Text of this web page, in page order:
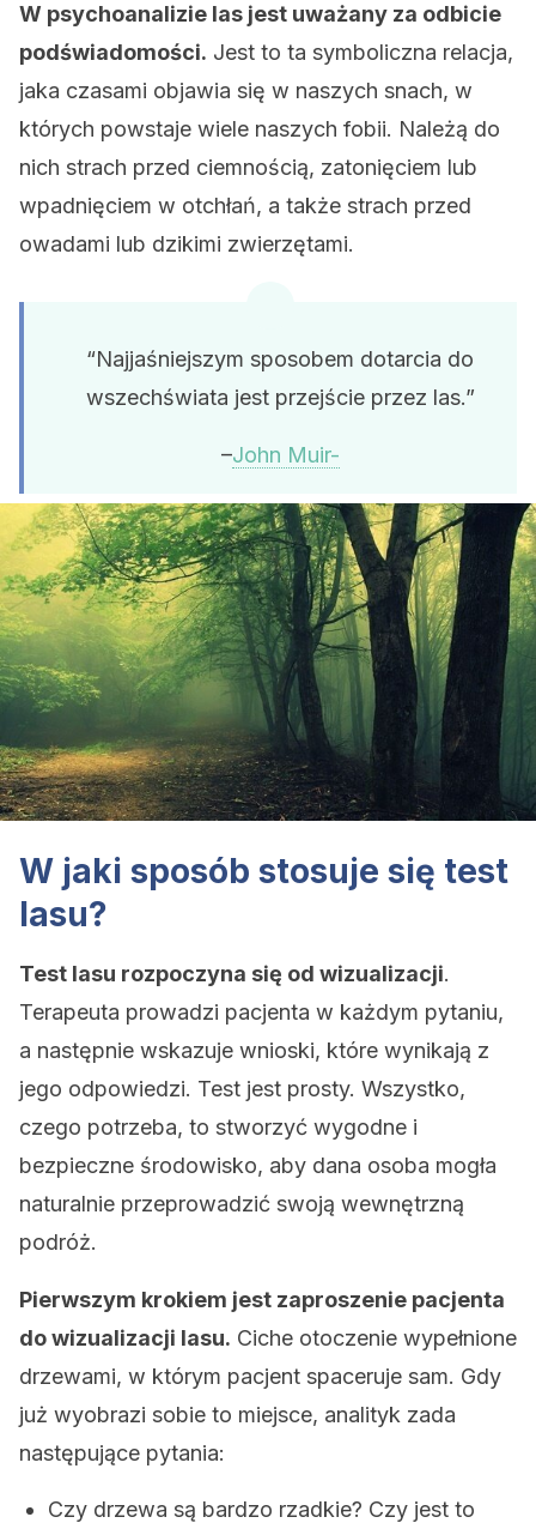
W psychoanalizie las jest uważany za odbicie
podświadomości. Jest to ta symboliczna relacja,
jaka czasami objawia się w naszych snach, w
których powstaje wiele naszych fobii. Należą do
nich strach przed ciemnością, zatonięciem lub
wpadnięciem w otchłań, a także strach przed
owadami lub dzikimi zwierzętami.
“Najjaśniejszym sposobem dotarcia do
wszechświata jest przejście przez las.”
–John Muir-
W jaki sposób stosuje się test
lasu?
Test lasu rozpoczyna się od wizualizacji.
Terapeuta prowadzi pacjenta w każdym pytaniu,
a następnie wskazuje wnioski, które wynikają z
jego odpowiedzi. Test jest prosty. Wszystko,
czego potrzeba, to stworzyć wygodne i
bezpieczne środowisko, aby dana osoba mogła
naturalnie przeprowadzić swoją wewnętrzną
podróż.
Pierwszym krokiem jest zaproszenie pacjenta
do wizualizacji lasu. Ciche otoczenie wypełnione
drzewami, w którym pacjent spaceruje sam. Gdy
już wyobrazi sobie to miejsce, analityk zada
następujące pytania:
Czy drzewa są bardzo rzadkie? Czy jest to